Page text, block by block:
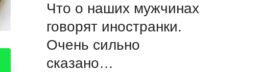
Что о наших мужчинах
говорят иностранки.
Очень сильно
сказано…